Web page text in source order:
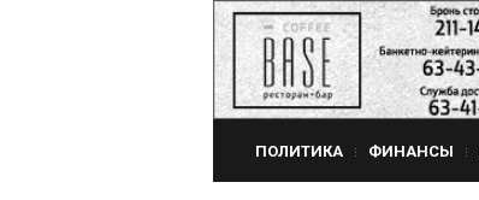
ПОЛИТИКА ФИНАНСЫ